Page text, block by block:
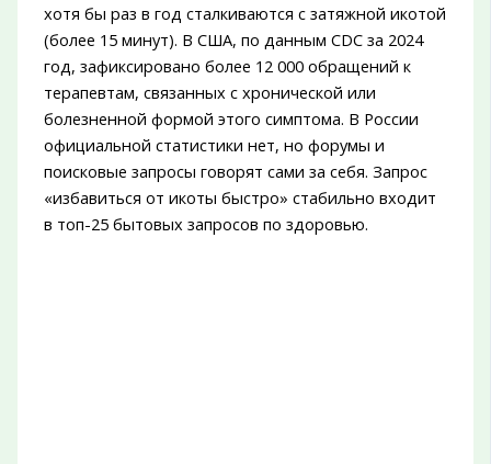
хотя бы раз в год сталкиваются с затяжной икотой
(более 15 минут). В США, по данным CDC за 2024
год, зафиксировано более 12 000 обращений к
терапевтам, связанных с хронической или
болезненной формой этого симптома. В России
официальной статистики нет, но форумы и
поисковые запросы говорят сами за себя. Запрос
«избавиться от икоты быстро» стабильно входит
в топ-25 бытовых запросов по здоровью.